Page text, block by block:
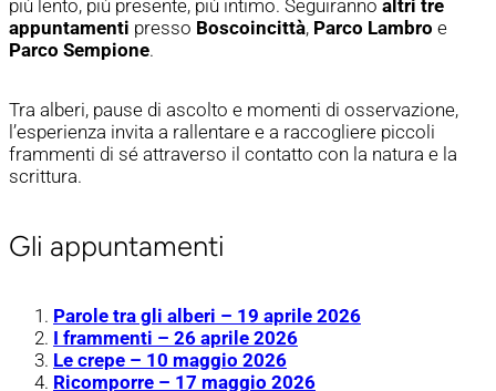
più lento, più presente, più intimo. Seguiranno altri tre
appuntamenti presso Boscoincittà, Parco Lambro e
Parco Sempione.
Tra alberi, pause di ascolto e momenti di osservazione,
l’esperienza invita a rallentare e a raccogliere piccoli
frammenti di sé attraverso il contatto con la natura e la
scrittura.
Gli appuntamenti
Parole tra gli alberi – 19 aprile 2026
I frammenti – 26 aprile 2026
Le crepe – 10 maggio 2026
Ricomporre – 17 maggio 2026